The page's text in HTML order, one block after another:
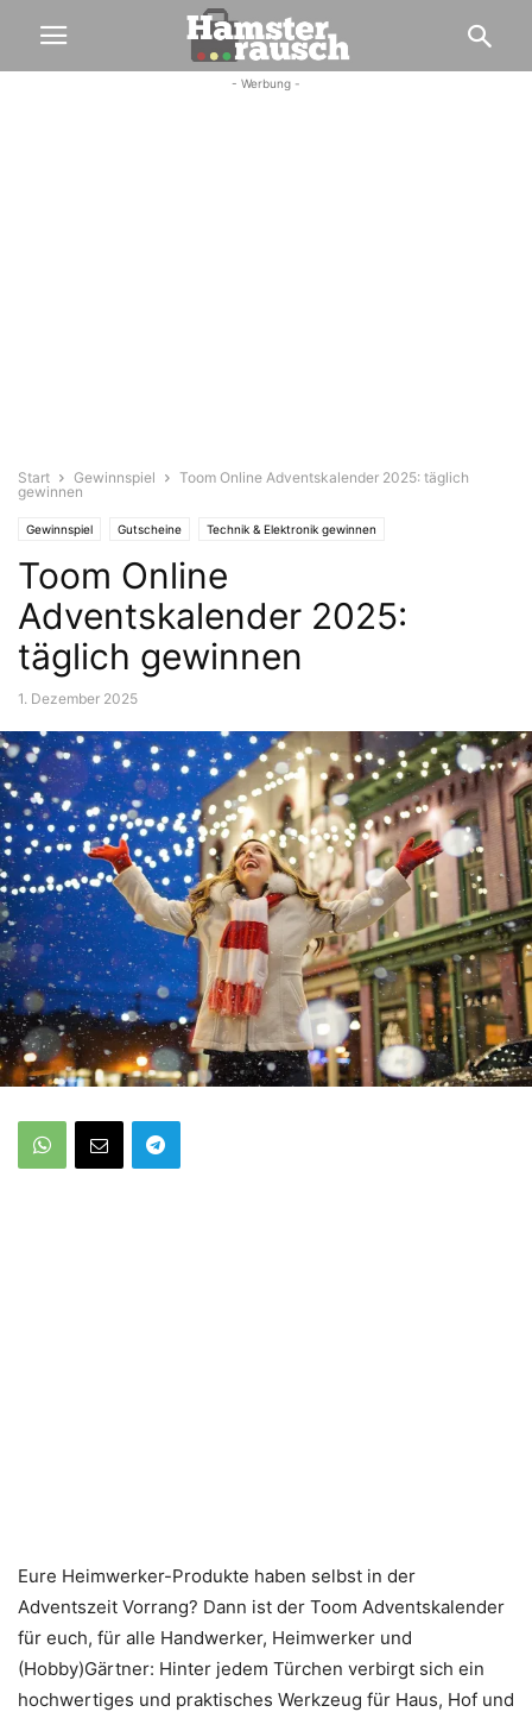
- Werbung -
Start Gewinnspiel
Toom Online Adventskalender 2025: täglich
gewinnen
Gewinnspiel Gutscheine Technik & Elektronik gewinnen
Toom Online
Adventskalender 2025:
täglich gewinnen
1. Dezember 2025
Eure Heimwerker-Produkte haben selbst in der
Adventszeit Vorrang? Dann ist der Toom Adventskalender
für euch, für alle Handwerker, Heimwerker und
(Hobby)Gärtner: Hinter jedem Türchen verbirgt sich ein
hochwertiges und praktisches Werkzeug für Haus, Hof und